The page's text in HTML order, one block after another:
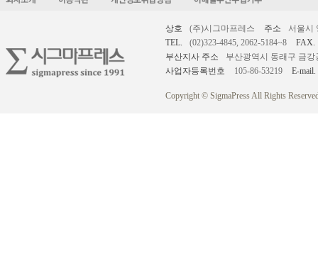
상호 (주)시그마프레스 주소
서울시
TEL.
(02)323-4845, 2062-5184~8
FAX.
부산지사 주소
부산광역시 동래구 금강
사업자등록번호
105-86-53219 E-mail.
Copyright © SigmaPress All Rights